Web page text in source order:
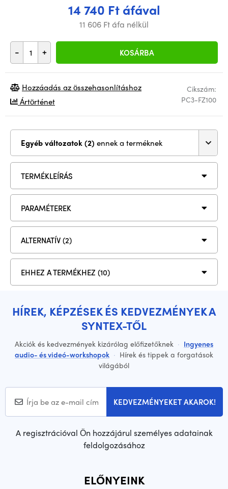
14 740 Ft áfával
11 606 Ft áfa nélkül
- + KOSÁRBA
Cikszám:
PC3-FZ100
Hozzáadás az összehasonlításhoz
Ártörténet
Egyéb változatok (2) ennek a terméknek
TERMÉKLEÍRÁS
PARAMÉTEREK
ALTERNATÍV (2)
EHHEZ A TERMÉKHEZ (10)
HÍREK, KÉPZÉSEK ÉS KEDVEZMÉNYEK A
SYNTEX-TŐL
Akciók és kedvezmények kizárólag előfizetőknek · Ingyenes
audio- és videó-workshopok · Hírek és tippek a forgatások
világából
KEDVEZMÉNYEKET AKAROK!
A regisztrációval Ön hozzájárul személyes adatainak
feldolgozásához
ELŐNYEINK